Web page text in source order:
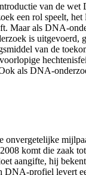
van de
een rol speelt,
Maar als DNA-
is uitgevoerd,
van de
als DNA-
onvergetelijke
komt die zaak
aangifte, hij
profiel levert